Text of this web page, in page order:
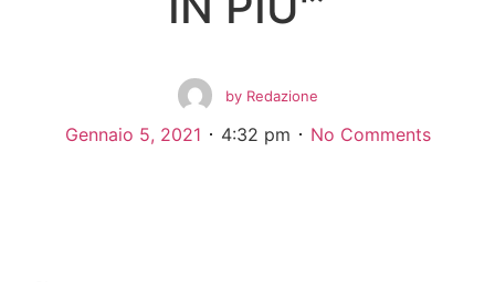
byRedazione
Gennaio 5, 2021 4:32 pm No Comments